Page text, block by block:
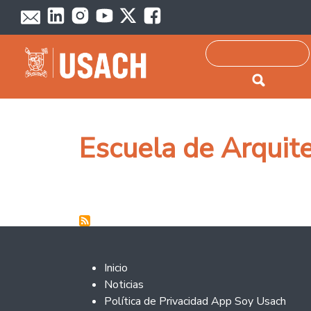
Passar para o conteúdo principal
Pesquisar
Escuela de
Footer 2
Inicio
Noticias
Política de Privacidad App Soy Usach